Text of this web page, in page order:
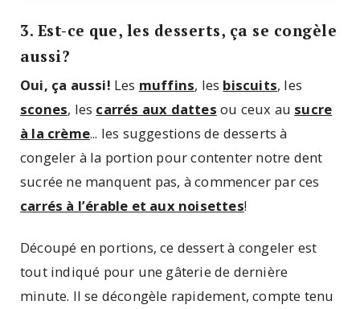
3. Est-ce que, les desserts, ça se congèle
aussi?
Oui, ça aussi! Les muffins, les biscuits, les
scones, les carrés aux dattes ou ceux au sucre
à la crème... les suggestions de desserts à
congeler à la portion pour contenter notre dent
sucrée ne manquent pas, à commencer par ces
carrés à l’érable et aux noisettes!
Découpé en portions, ce dessert à congeler est
tout indiqué pour une gâterie de dernière
minute. Il se décongèle rapidement, compte tenu